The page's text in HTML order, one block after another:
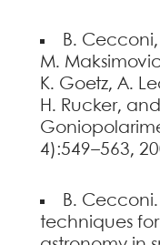
B.
M.
K. Goetz, A.
H. Rucker, and
4):549–563,
B.
techniques